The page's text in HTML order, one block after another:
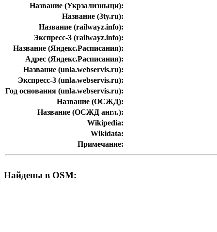
Название (Укрзализныци):
Название (3ty.ru):
Название (railwayz.info):
Экспресс-3 (railwayz.info):
Название (Яндекс.Расписания):
Адрес (Яндекс.Расписания):
Название (unla.webservis.ru):
Экспресс-3 (unla.webservis.ru):
Год основания (unla.webservis.ru):
Название (ОСЖД):
Название (ОСЖД англ.):
Wikipedia:
Wikidata:
Примечание:
Найдены в OSM: